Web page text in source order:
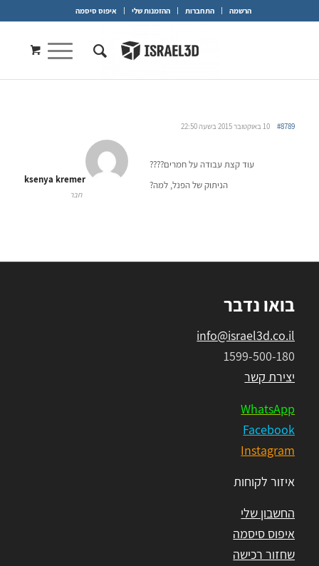
הרשמה התחברות ההזמנות שלי איפוס סיסמה
10 באוקטובר 2015 בשעה 22:50 #8789
ksenya kremer
חבר
עוד קצת עבודה על חמרים????
הניתוק של הפנל, למה?
בואו נדבר
info@israel3d.co.il
1599-500-180
יצירת קשר
WhatsApp
Facebook
Instagram
איזור לקוחות
החשבון שלי
איפוס סיסמה
שחזור רכישה